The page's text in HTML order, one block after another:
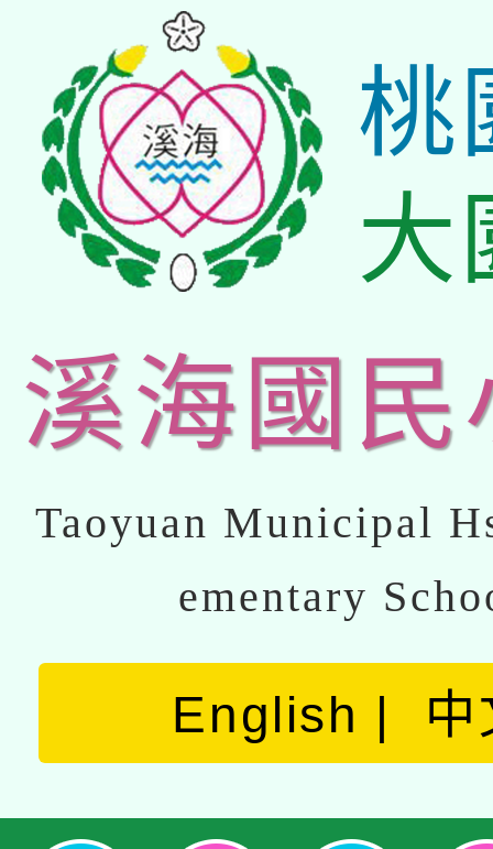
桃
大
溪海國民
Taoyuan Municipal
ementary
English 中